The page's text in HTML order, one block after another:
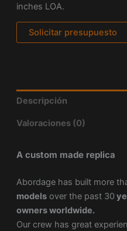
inches LOA.
Solicitar presupuesto
Descripción
Valoraciones (0)
A custom made replica
Abordage has built more
modelsover the past 30
owners worldwide.
Our crew has great